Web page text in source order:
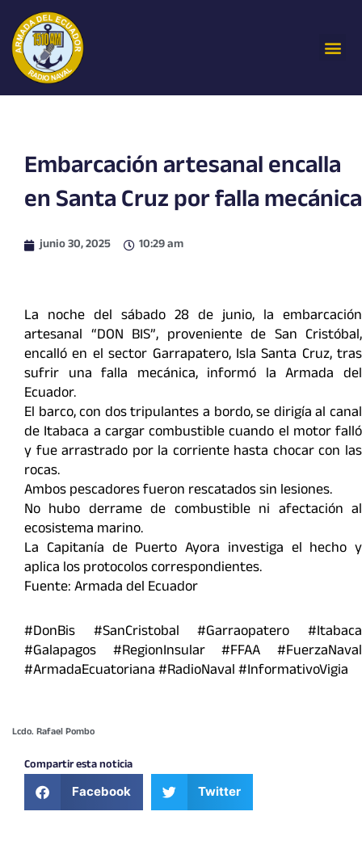
contenido
Embarcación artesanal encalla
en Santa Cruz por falla mecánica
junio 30, 2025 10:29 am
La noche del sábado 28 de junio, la embarcación
artesanal “DON BIS”, proveniente de San Cristóbal,
encalló en el sector Garrapatero, Isla Santa Cruz, tras
sufrir una falla mecánica, informó la Armada del
Ecuador.
El barco, con dos tripulantes a bordo, se dirigía al canal
de Itabaca a cargar combustible cuando el motor falló
y fue arrastrado por la corriente hasta chocar con las
rocas.
Ambos pescadores fueron rescatados sin lesiones.
No hubo derrame de combustible ni afectación al
ecosistema marino.
La Capitanía de Puerto Ayora investiga el hecho y
aplica los protocolos correspondientes.
Fuente: Armada del Ecuador
#DonBis #SanCristobal #Garraopatero #Itabaca
#Galapagos #RegionInsular #FFAA #FuerzaNaval
#ArmadaEcuatoriana #RadioNaval #InformativoVigia
Lcdo. Rafael Pombo
Compartir esta noticia
Facebook Twitter